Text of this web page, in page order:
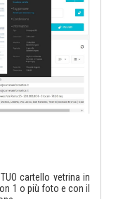
cartello vetrina in
1 o più foto e con il